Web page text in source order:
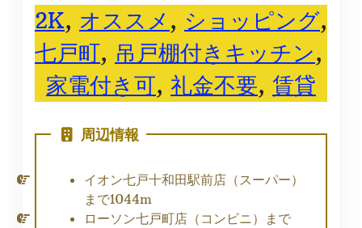
2K, オススメ , ショッピング
七戸町, 吊戸棚付きキッチン
家電付き可, 礼金不要, 賃貸
周辺情報
イオン七戸十和田駅前店（スーパー）
まで1044m
ローソン七戸町店（コンビニ）まで